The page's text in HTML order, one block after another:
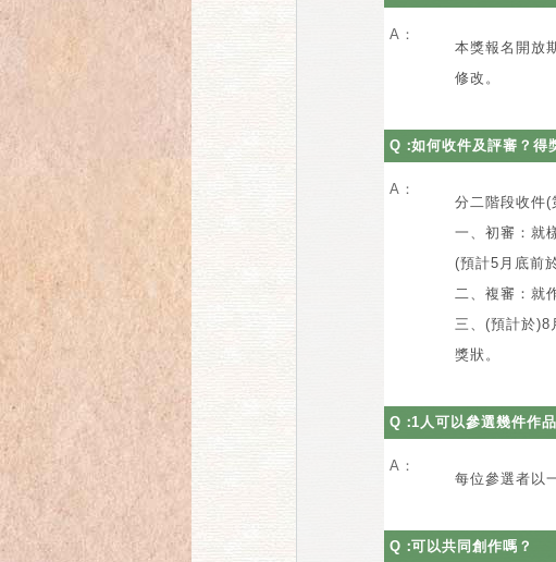
A：
本獎報名開放
修改。
Q：如何收件及評審？得
A：
分二階段收件(
一、初審：就
(預計5月底前
二、複審：就
三、(預計於)8
獎狀。
Q：1人可以參選幾件作品
A：
每位參選者以
Q：可以共同創作嗎？